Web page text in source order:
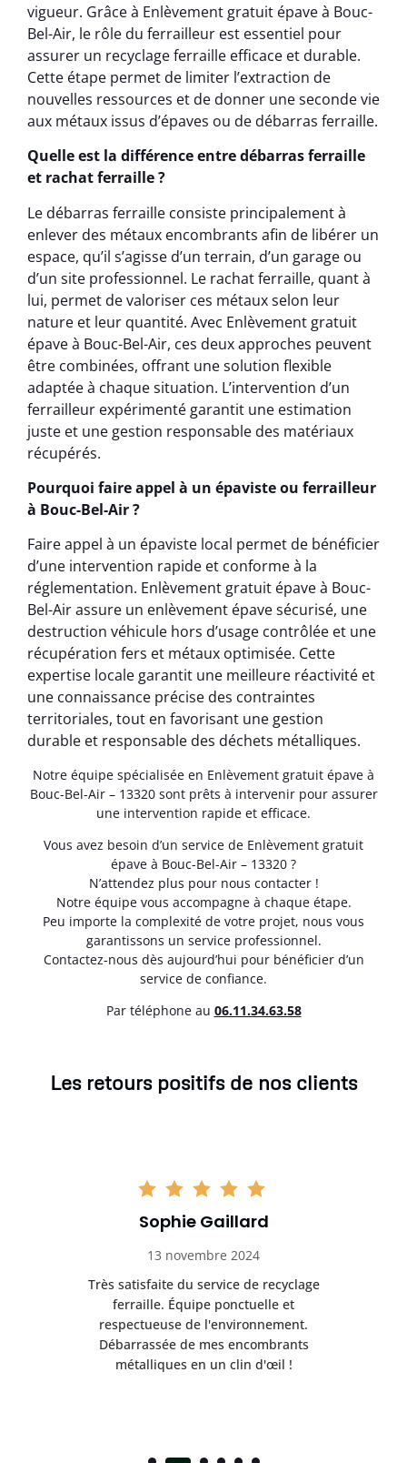
vigueur. Grâce à Enlèvement gratuit épave à Bouc-
Bel-Air, le rôle du ferrailleur est essentiel pour
assurer un recyclage ferraille efficace et durable.
Cette étape permet de limiter l’extraction de
nouvelles ressources et de donner une seconde vie
aux métaux issus d’épaves ou de débarras ferraille.
Quelle est la différence entre débarras ferraille
et rachat ferraille ?
Le débarras ferraille consiste principalement à
enlever des métaux encombrants afin de libérer un
espace, qu’il s’agisse d’un terrain, d’un garage ou
d’un site professionnel. Le rachat ferraille, quant à
lui, permet de valoriser ces métaux selon leur
nature et leur quantité. Avec Enlèvement gratuit
épave à Bouc-Bel-Air, ces deux approches peuvent
être combinées, offrant une solution flexible
adaptée à chaque situation. L’intervention d’un
ferrailleur expérimenté garantit une estimation
juste et une gestion responsable des matériaux
récupérés.
Pourquoi faire appel à un épaviste ou ferrailleur
à Bouc-Bel-Air ?
Faire appel à un épaviste local permet de bénéficier
d’une intervention rapide et conforme à la
réglementation. Enlèvement gratuit épave à Bouc-
Bel-Air assure un enlèvement épave sécurisé, une
destruction véhicule hors d’usage contrôlée et une
récupération fers et métaux optimisée. Cette
expertise locale garantit une meilleure réactivité et
une connaissance précise des contraintes
territoriales, tout en favorisant une gestion
durable et responsable des déchets métalliques.
Notre équipe spécialisée en Enlèvement gratuit épave à
Bouc-Bel-Air – 13320 sont prêts à intervenir pour assurer
une intervention rapide et efficace.
Vous avez besoin d’un service de Enlèvement gratuit
épave à Bouc-Bel-Air – 13320 ?
N’attendez plus pour nous contacter !
Notre équipe vous accompagne à chaque étape.
Peu importe la complexité de votre projet, nous vous
garantissons un service professionnel.
Contactez-nous dès aujourd’hui pour bénéficier d’un
service de confiance.
Par téléphone au 06.11.34.63.58
Les retours positifs de nos clients
Sophie Gaillard
13 novembre 2024
Très satisfaite du service de recyclage
ferraille. Équipe ponctuelle et
respectueuse de l'environnement.
Débarrassée de mes encombrants
métalliques en un clin d'œil !